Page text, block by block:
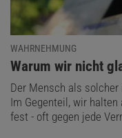
WAHRNEHMUNG
:
Warum wir nicht
Der Mensch als
Im Gegenteil, wir halten
fest - oft gegen jede